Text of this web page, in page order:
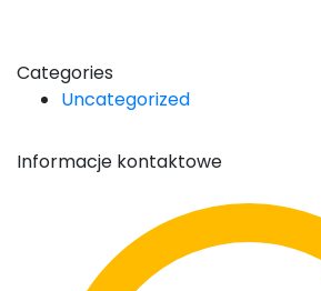
Categories
Uncategorized
Informacje kontaktowe